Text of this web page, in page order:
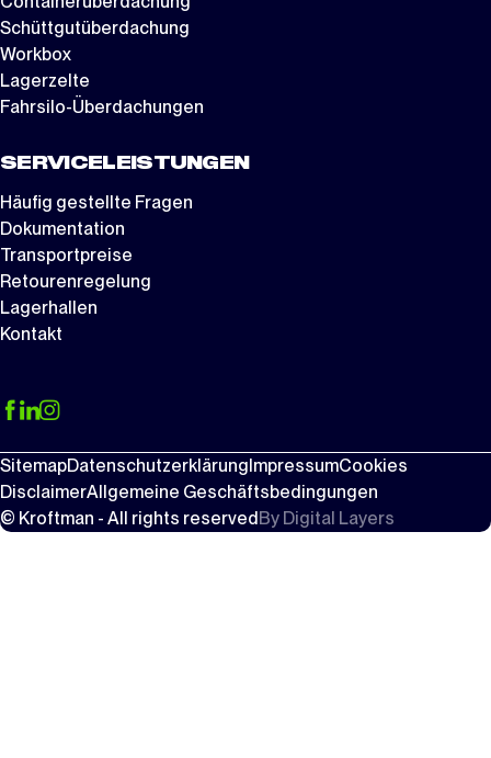
Schüttgutüberdachung
Workbox
Lagerzelte
Fahrsilo-Überdachungen
SERVICELEISTUNGEN
Häufig gestellte Fragen
Dokumentation
Transportpreise
Retourenregelung
Lagerhallen
Kontakt
SitemapDatenschutzerklärungImpressumCookies
DisclaimerAllgemeine Geschäftsbedingungen
© Kroftman - All rights reservedBy Digital Layers